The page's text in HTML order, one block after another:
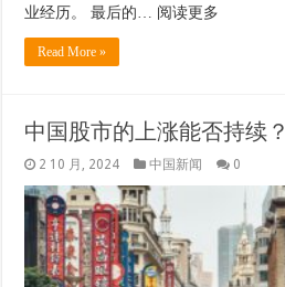
业经历。 最后的… 阅读更多
Read More »
中国股市的上涨能否持续？
2 10 月, 2024 中国新闻 0